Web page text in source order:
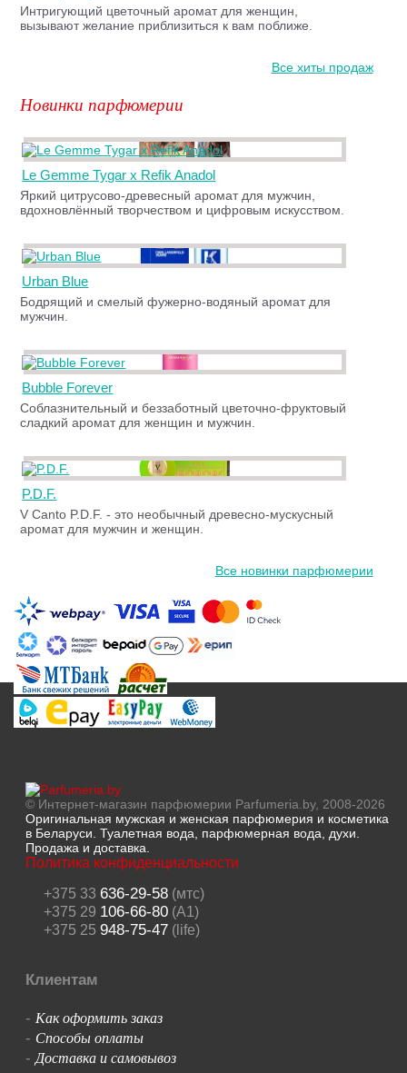
Интригующий цветочный аромат для женщин,
вызывают желание приблизиться к вам поближе.
Все хиты продаж
Новинки парфюмерии
Le Gemme Tygar x Refik Anadol
Яркий цитрусово-древесный аромат для мужчин,
вдохновлённый творчеством и цифровым искусством.
Urban Blue
Бодрящий и смелый фужерно-водяный аромат для
мужчин.
Bubble Forever
Соблазнительный и беззаботный цветочно-фруктовый
сладкий аромат для женщин и мужчин.
P.D.F.
V Canto P.D.F. - это необычный древесно-мускусный
аромат для мужчин и женщин.
Все новинки парфюмерии
© Интернет-магазин парфюмерии Parfumeria.by, 2008-2026
Оригинальная мужская и женская парфюмерия и косметика
в Беларуси. Туалетная вода, парфюмерная вода, духи.
Продажа и доставка.
Политика конфиденциальности
+375 33 636-29-58(мтс)
+375 29 106-66-80(A1)
+375 25 948-75-47(life)
Клиентам
- Как оформить заказ
- Способы оплаты
-Доставка и самовывоз